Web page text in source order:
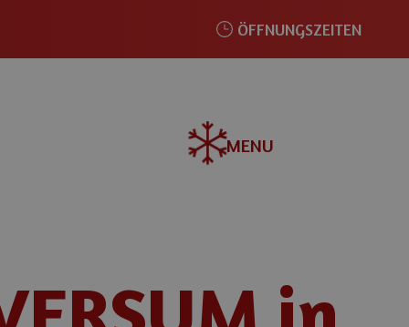
ÖFFNUNGSZEITEN
MENU